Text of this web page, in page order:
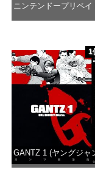
ニンテンドープリペ
1
GANTZ 1 (ヤングジャ